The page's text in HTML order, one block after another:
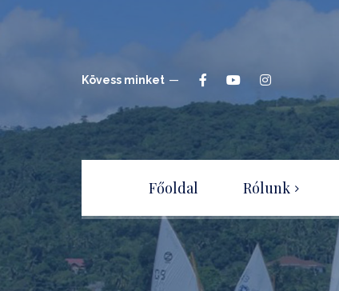
Kövess minket
Főoldal Rólunk
Hajóépítők Sportegyesület
Csatlakozz a
Sportegyesülethez!